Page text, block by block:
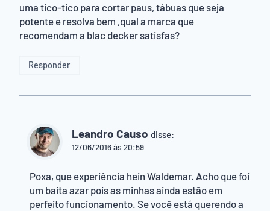
uma tico-tico para cortar paus, tábuas que seja
potente e resolva bem ,qual a marca que
recomendam a blac decker satisfas?
Responder
Leandro Causo disse:
12/06/2016 às 20:59
Poxa, que experiência hein Waldemar. Acho que foi
um baita azar pois as minhas ainda estão em
perfeito funcionamento. Se você está querendo a